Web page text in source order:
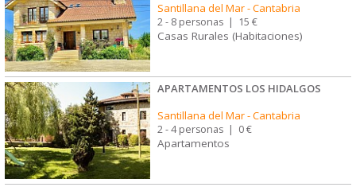
Santillana del Mar-Cantabria
2 - 8 personas | 15 €
Casas Rurales (Habitaciones)
APARTAMENTOS LOS HIDALGOS
Santillana del Mar-Cantabria
2 - 4 personas | 0 €
Apartamentos